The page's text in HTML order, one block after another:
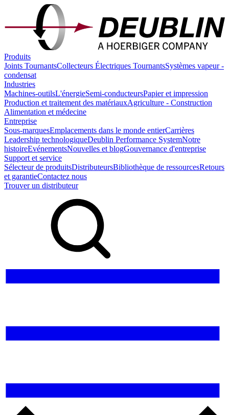
Produits
Joints TournantsCollecteurs Électriques TournantsSystèmes vapeur -
condensat
Industries
Machines-outilsL'énergieSemi-conducteursPapier et impression
Production et traitement des matériauxAgriculture - Construction
Alimentation et médecine
Entreprise
Sous-marquesEmplacements dans le monde entierCarrières
Leadership technologiqueDeublin Performance SystemNotre
histoireEvénementsNouvelles et blogGouvernance d'entreprise
Support et service
Sélecteur de produitsDistributeursBibliothèque de ressourcesRetours
et garantieContactez nous
Trouver un distributeur